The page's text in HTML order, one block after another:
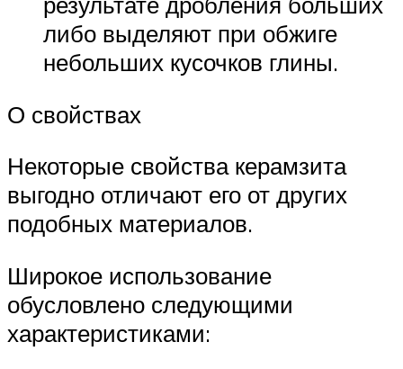
либо выделяют при обжиге
небольших кусочков глины.
О свойствах
Некоторые свойства керамзита
выгодно отличают его от других
подобных материалов.
Широкое использование
обусловлено следующими
характеристиками: